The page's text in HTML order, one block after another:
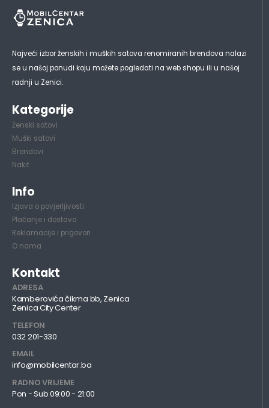
Najveći izbor ženskih i muških satova renomiranih brendova nalazi
se u našoj ponudi koju možete pogledati na web shopu ili u našoj
radnji u Zenici.
Kategorije
Ženski satovi
Muški satovi
Brendovi
Nakit
Info
Izjava o povjerljivosti
Plaćanje i dostava
Reklamacije i prigovori
O nama
Kontakt
ADRESA
Kamberovića čikma bb, Zenica
Zenica City Center
TELEFON
032 201-330
EMAIL
info@mobilcentar.ba
RADNO VRIJEME
Pon - Sub 09:00 - 21:00